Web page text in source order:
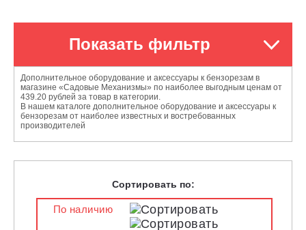
Показать фильтр
Дополнительное оборудование и аксессуары к бензорезам в
магазине «Садовые Механизмы» по наиболее выгодным ценам от
439.20 рублей за товар в категории.
В нашем каталоге дополнительное оборудование и аксессуары к
бензорезам от наиболее известных и востребованных
производителей
Сортировать по:
По наличию